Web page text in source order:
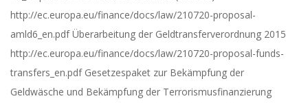
http://ec.europa.eu/finance/docs/law/210720-proposal-
amld6_en.pdf Überarbeitung der Geldtransferverordnung 2015
http://ec.europa.eu/finance/docs/law/210720-proposal-funds-
transfers_en.pdf Gesetzespaket zur Bekämpfung der
Geldwäsche und Bekämpfung der Terrorismusfinanzierung